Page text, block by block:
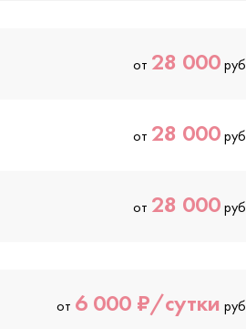
от 28 000руб
от 28 000руб
от 28 000руб
от 6 000 ₽/сутки руб